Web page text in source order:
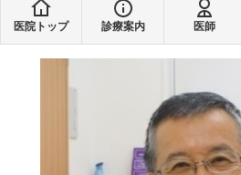
医院トップ 診療案内 医師